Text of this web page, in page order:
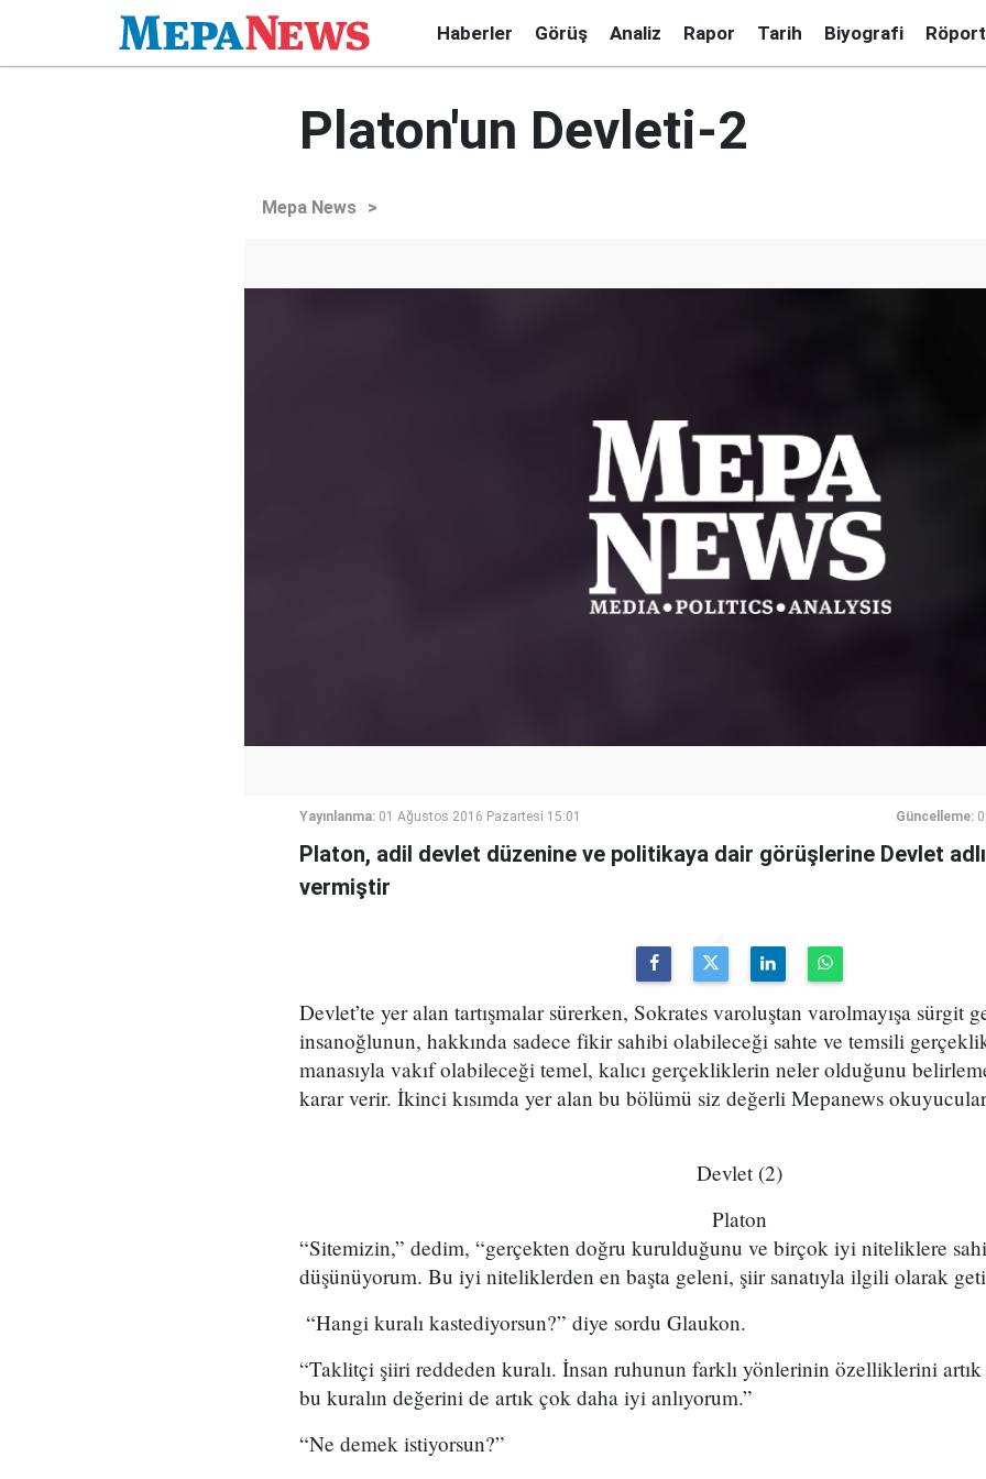
Haberler Görüş Analiz Rapor Tarih Biyografi
Platon'un Devleti-2
Mepa News >
Yayınlanma: 01 Ağustos 2016 Pazartesi 15:01 Güncelleme:
Platon, adil devlet düzenine ve politikaya dair görüşlerine Devlet
vermiştir
Devlet’te yer alan tartışmalar sürerken, Sokrates varoluştan varolmayışa sürgit
insanoğlunun, hakkında sadece fikir sahibi olabileceği sahte ve temsili
manasıyla vakıf olabileceği temel, kalıcı gerçekliklerin neler olduğunu
karar verir. İkinci kısımda yer alan bu bölümü siz değerli Mepanews
Devlet (2)
Platon
“Sitemizin,” dedim, “gerçekten doğru kurulduğunu ve birçok iyi niteliklere
düşünüyorum. Bu iyi niteliklerden en başta geleni, şiir sanatıyla ilgili olarak
“Hangi kuralı kastediyorsun?” diye sordu Glaukon.
“Taklitçi şiiri reddeden kuralı. İnsan ruhunun farklı yönlerinin özelliklerini
bu kuralın değerini de artık çok daha iyi anlıyorum.”
“Ne demek istiyorsun?”